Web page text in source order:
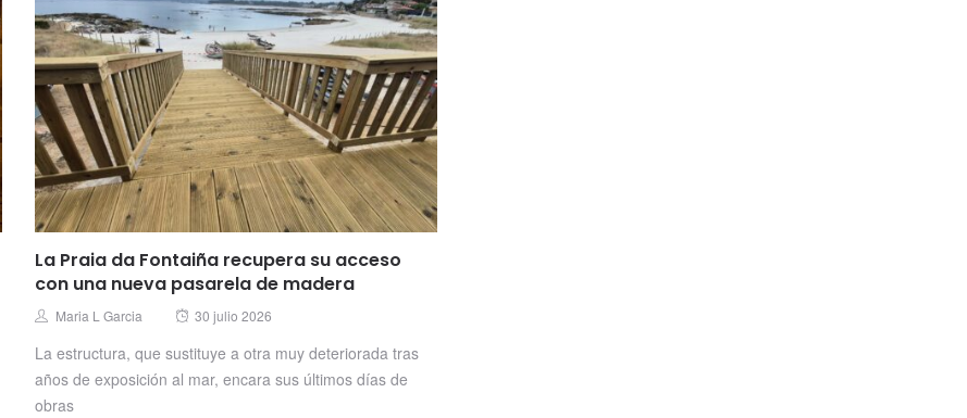
La Praia da Fontaiña recupera su acceso
con una nueva pasarela de madera
Author
Maria L Garcia
Posted
30 julio 2026
La estructura, que sustituye a otra muy deteriorada tras
años de exposición al mar, encara sus últimos días de
obras